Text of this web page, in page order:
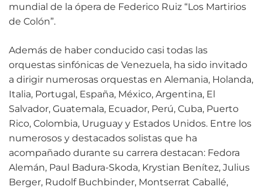
mundial de la ópera de Federico Ruiz “Los Martirios
de Colón”.
Además de haber conducido casi todas las
orquestas sinfónicas de Venezuela, ha sido invitado
a dirigir numerosas orquestas en Alemania, Holanda,
Italia, Portugal, España, México, Argentina, El
Salvador, Guatemala, Ecuador, Perú, Cuba, Puerto
Rico, Colombia, Uruguay y Estados Unidos. Entre los
numerosos y destacados solistas que ha
acompañado durante su carrera destacan: Fedora
Alemán, Paul Badura-Skoda, Krystian Benítez, Julius
Berger, Rudolf Buchbinder, Montserrat Caballé,